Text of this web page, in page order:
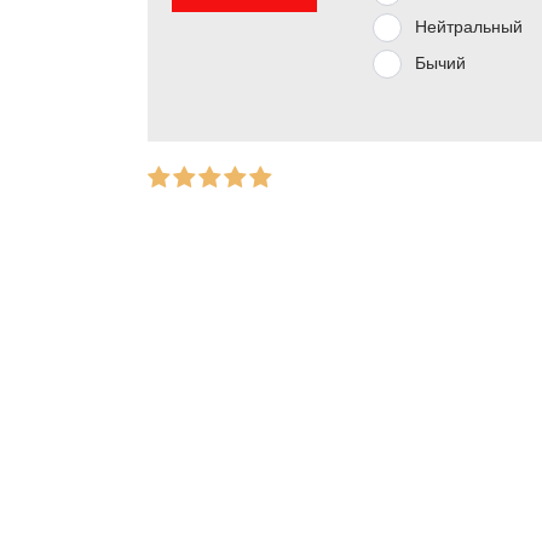
Нейтральный
Бычий